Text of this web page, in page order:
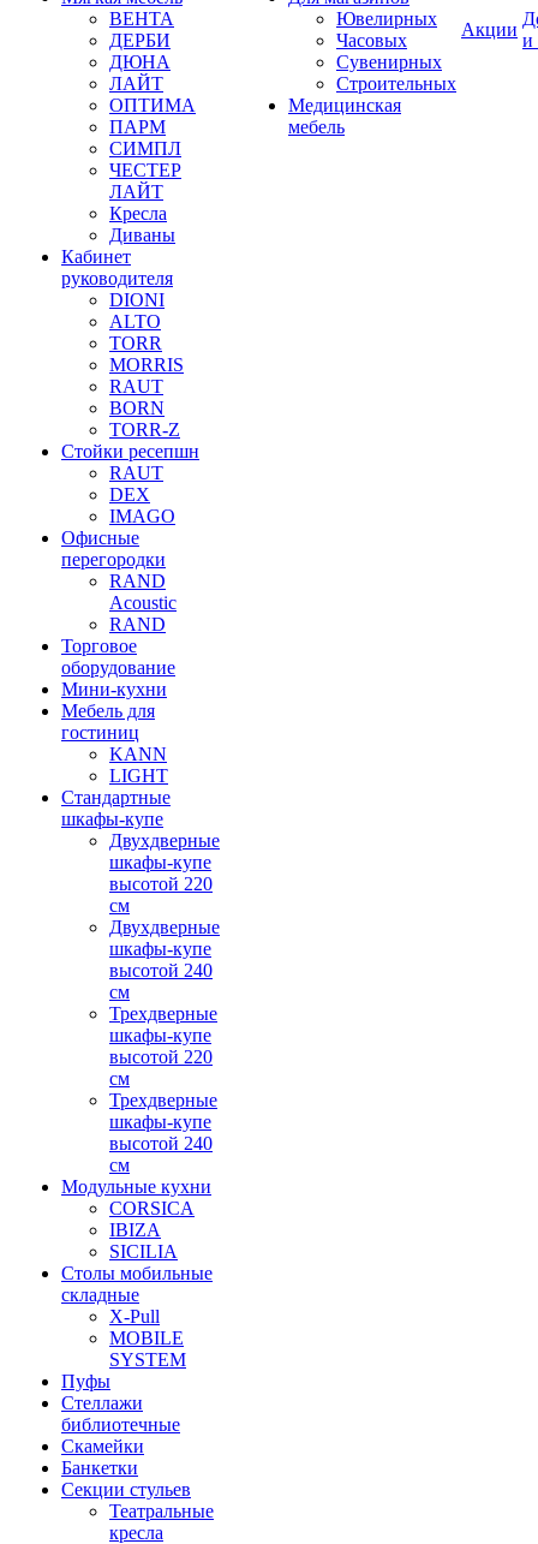
ВЕНТА
ДЕРБИ
ДЮНА
ЛАЙТ
ОПТИМА
ПАРМ
СИМПЛ
ЧЕСТЕР
ЛАЙТ
Кресла
Диваны
Кабинет
руководителя
DIONI
ALTO
TORR
MORRIS
RAUT
BORN
TORR-Z
Стойки ресепшн
RAUT
DEX
IMAGO
Офисные
перегородки
RAND
Acoustic
RAND
Торговое
оборудование
Мини-кухни
Мебель для
гостиниц
KANN
LIGHT
Стандартные
шкафы-купе
Двухдверные
шкафы-купе
высотой 220
см
Двухдверные
шкафы-купе
высотой 240
см
Трехдверные
шкафы-купе
высотой 220
см
Трехдверные
шкафы-купе
высотой 240
см
Модульные кухни
CORSICA
IBIZA
SICILIA
Столы мобильные
складные
X-Pull
MOBILE
SYSTEM
Пуфы
Стеллажи
библиотечные
Скамейки
Банкетки
Секции стульев
Театральные
кресла
Ювелирных
Часовых
Сувенирных
Строительных
Медицинская
мебель
Акции
и